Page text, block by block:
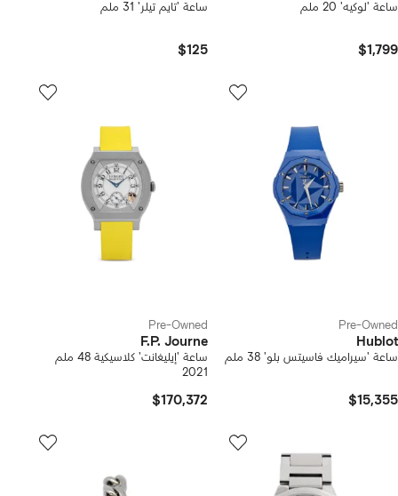
ساعة 'لوكيه' 20 ملم
$1,799
ساعة 'تايم تيلر' 31 ملم
$125
Pre-Owned
Hublot
ساعة 'سيراميك فاسيتس بلو' 38 ملم
$15,355
Pre-Owned
F.P. Journe
ساعة 'إيليغانت' كلاسيكية 48 ملم
2021
$170,372